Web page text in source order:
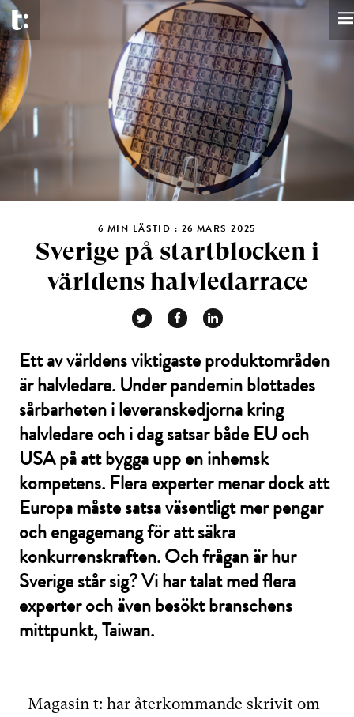
6 MIN LÄSTID : 26 MARS 2025
Sverige på startblocken i
världens halvledarrace
Ett av världens viktigaste produktområden
är halvledare. Under pandemin blottades
sårbarheten i leveranskedjorna kring
halvledare och i dag satsar både EU och
USA på att bygga upp en inhemsk
kompetens. Flera experter menar dock att
Europa måste satsa väsentligt mer pengar
och engagemang för att säkra
konkurrenskraften. Och frågan är hur
Sverige står sig? Vi har talat med flera
experter och även besökt branschens
mittpunkt, Taiwan.
Magasin t: har återkommande skrivit om